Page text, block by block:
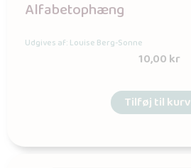
Alfabetophæng
Udgives af: Louise Berg-Sonne
10,00kr
Tilføj til kurv